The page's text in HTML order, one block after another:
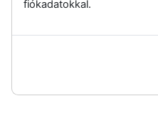
fiókadatokkal.